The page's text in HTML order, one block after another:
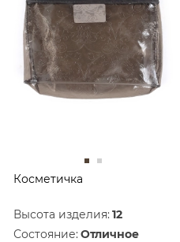
Косметичка
Высота изделия: 12
Состояние: Отличное